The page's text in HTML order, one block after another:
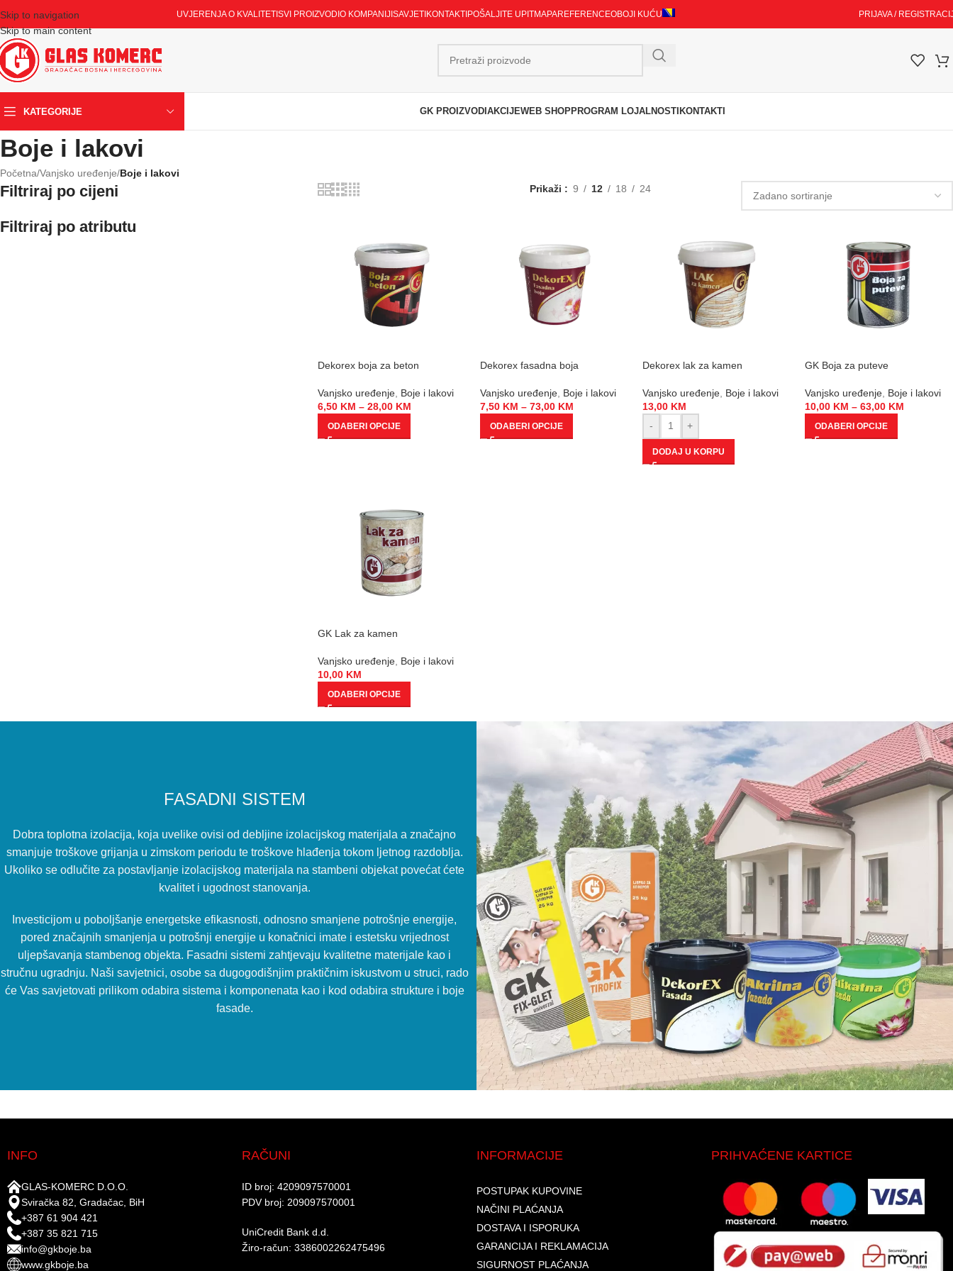
Skip to navigation
Skip to main content
UVJERENJA O KVALITETI SVI PROIZVODI O KOMPANIJI SAVJETI KONTAKTI POŠALJITE UPITMAPAREFERENCEOBOJI KUĆU PRIJAVA /
KATEGORIJE GK PROIZVODI AKCIJEWEB SHOPPROGRAM LOJALNOSTI KONTAKTI
Boje i lakovi
Početna/Vanjsko uređenje/Boje i lakovi
Filtriraj po cijeni
Filtriraj po atributu
Prikaži 9 12 18 24
Dekorex boja za beton
Vanjsko uređenje, Boje i lakovi
6,50 KM – 28,00 KM
ODABERI OPCIJE
Dekorex fasadna boja
Vanjsko uređenje, Boje i lakovi
7,50 KM – 73,00 KM
ODABERI OPCIJE
Dekorex lak za kamen
Vanjsko uređenje, Boje i lakovi
13,00 KM
-
+
DODAJ U KORPU
GK Boja za puteve
Vanjsko uređenje, Boje i lakovi
10,00 KM – 63,00 KM
ODABERI OPCIJE
GK Lak za kamen
Vanjsko uređenje, Boje i lakovi
10,00 KM
ODABERI OPCIJE
FASADNI SISTEM
Dobra toplotna izolacija, koja uvelike ovisi od debljine izolacijskog materijala a značajno
smanjuje troškove grijanja u zimskom periodu te troškove hlađenja tokom ljetnog razdoblja.
Ukoliko se odlučite za postavljanje izolacijskog materijala na stambeni objekat povećat ćete
kvalitet i ugodnost stanovanja.
Investicijom u poboljšanje energetske efikasnosti, odnosno smanjene potrošnje energije,
pored značajnih smanjenja u potrošnji energije u konačnici imate i estetsku vrijednost
uljepšavanja stambenog objekta. Fasadni sistemi zahtjevaju kvalitetne materijale kao i
stručnu ugradnju. Naši savjetnici, osobe sa dugogodišnjim praktičnim iskustvom u struci, rado
će Vas savjetovati prilikom odabira sistema i komponenata kao i kod odabira strukture i boje
fasade.
INFO
GLAS-KOMERC D.O.O.
Sviračka 82, Gradačac, BiH
+387 61 904 421
+387 35 821 715
info@gkboje.ba
www.gkboje.ba
RAČUNI
ID broj: 4209097570001​
PDV broj: 209097570001 ​
UniCredit Bank d.d.​
Žiro-račun: 3386002262475496​​
INFORMACIJE
POSTUPAK KUPOVINE
NAČINI PLAĆANJA
DOSTAVA I ISPORUKA
GARANCIJA I REKLAMACIJA
SIGURNOST PLAĆANJA
PRIHVAĆENE KARTICE